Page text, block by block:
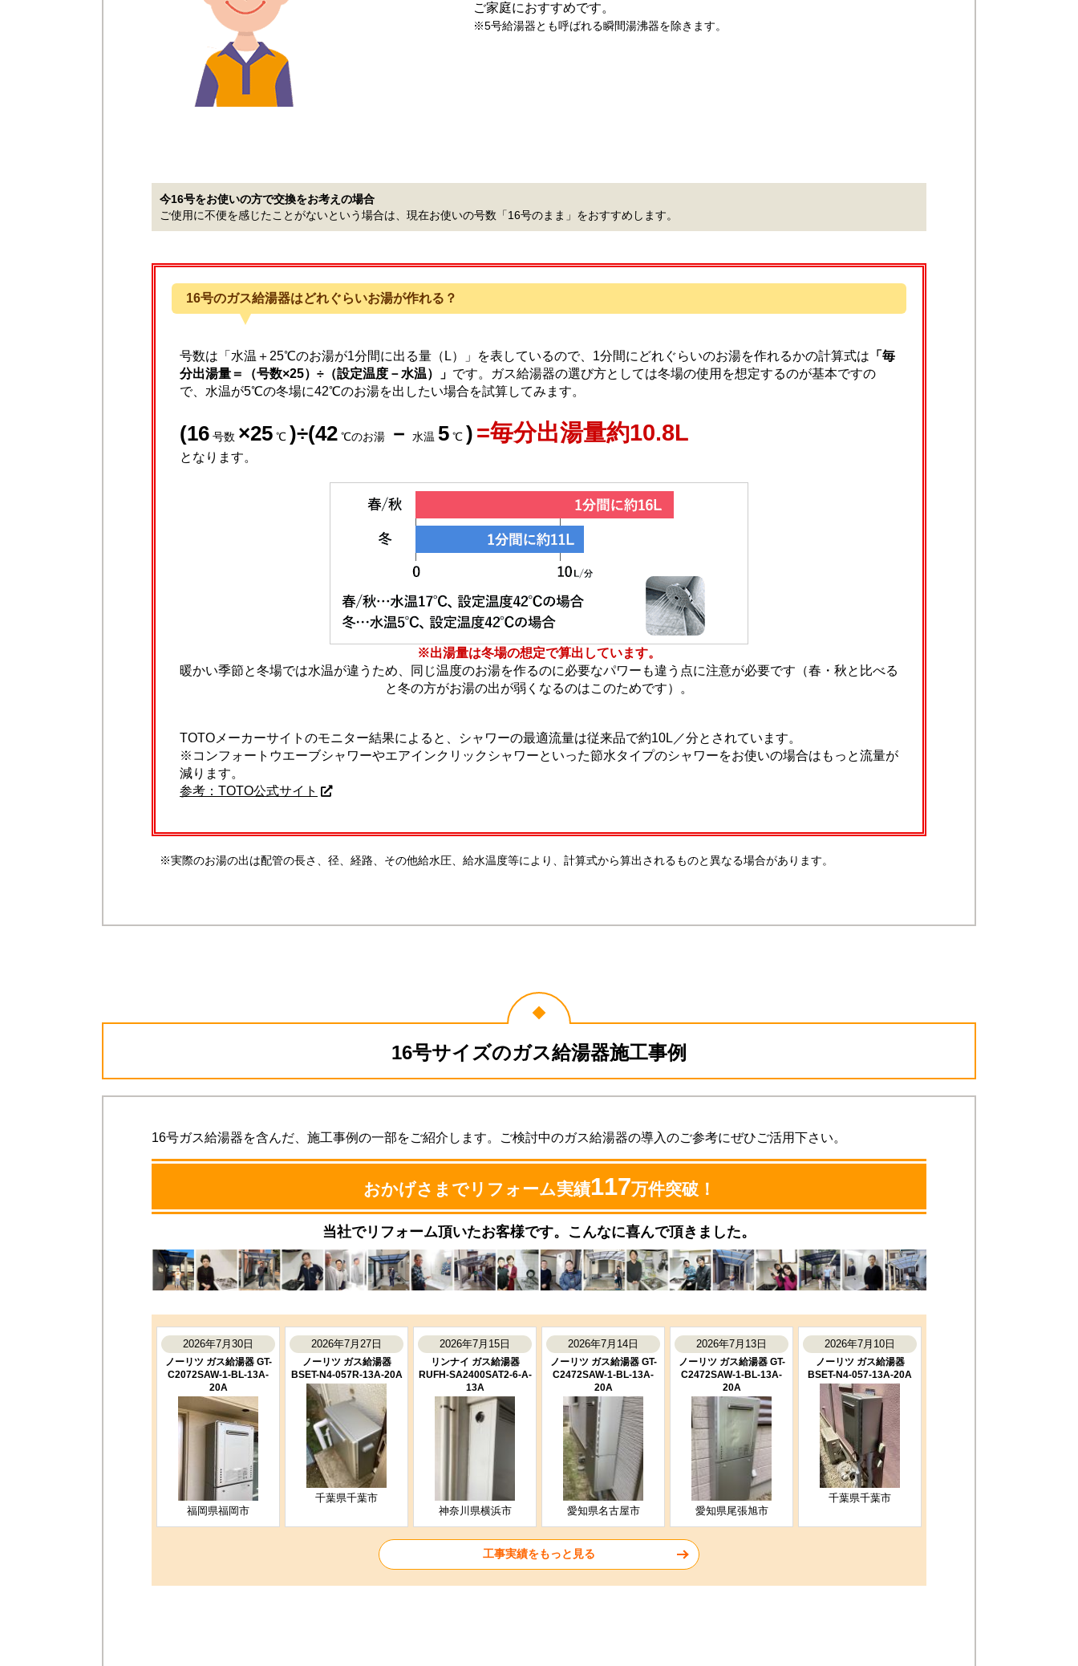
ご家庭におすすめです。
※5号給湯器とも呼ばれる瞬間湯沸器を除きます。
今16号をお使いの方で交換をお考えの場合
ご使用に不便を感じたことがないという場合は、現在お使いの号数「16号のまま」をおすすめします。
16号のガス給湯器はどれぐらいお湯が作れる？
号数は「水温＋25℃のお湯が1分間に出る量（L）」を表しているので、1分間にどれぐらいのお湯を作れるかの計算式は 「毎
分出湯量＝（号数×25）÷（設定温度－水温）」 です。ガス給湯器の選び方としては冬場の使用を想定するのが基本ですの
で、水温が5℃の冬場に42℃のお湯を出したい場合を試算してみます。
(16 号数 ×25 ℃ )÷(42 ℃のお湯 － 水温 5 ℃ ) =毎分出湯量約10.8L
となります。
※出湯量は冬場の想定で算出しています。
暖かい季節と冬場では水温が違うため、同じ温度のお湯を作るのに必要なパワーも違う点に注意が必要です（春・秋と比べる
と冬の方がお湯の出が弱くなるのはこのためです）。
TOTOメーカーサイトのモニター結果によると、シャワーの最適流量は従来品で約10L／分とされています。
※コンフォートウエーブシャワーやエアインクリックシャワーといった節水タイプのシャワーをお使いの場合はもっと流量が
減ります。
参考：TOTO公式サイト
※実際のお湯の出は配管の長さ、径、経路、その他給水圧、給水温度等により、計算式から算出されるものと異なる場合があります。
16号サイズのガス給湯器施工事例
16号ガス給湯器を含んだ、施工事例の一部をご紹介します。ご検討中のガス給湯器の導入のご参考にぜひご活用下さい。
おかげさまでリフォーム実績117万件突破！
当社でリフォーム頂いたお客様です。こんなに喜んで頂きました。
2026年7月30日
ノーリツ ガス給湯器 GT-
C2072SAW-1-BL-13A-
20A
福岡県福岡市
2026年7月27日
ノーリツ ガス給湯器
BSET-N4-057R-13A-20A
千葉県千葉市
2026年7月15日
リンナイ ガス給湯器
RUFH-SA2400SAT2-6-A-
13A
神奈川県横浜市
2026年7月14日
ノーリツ ガス給湯器 GT-
C2472SAW-1-BL-13A-
20A
愛知県名古屋市
2026年7月13日
ノーリツ ガス給湯器 GT-
C2472SAW-1-BL-13A-
20A
愛知県尾張旭市
2026年7月10日
ノーリツ ガス給湯器
BSET-N4-057-13A-20A
千葉県千葉市
工事実績をもっと見る